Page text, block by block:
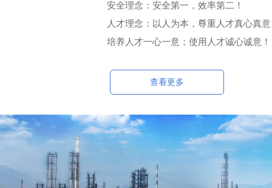
安全理念：安全第一，效率第二！
人才理念：以人为本，尊重人才真心真
培养人才一心一意；使用人才诚心诚意！
查看更多